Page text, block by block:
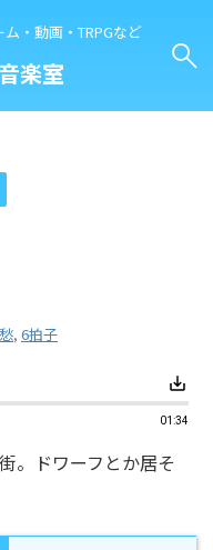
・動画・TRPGなど
楽室
, 6拍子
save_alt
01:34
。ドワーフとか居そ